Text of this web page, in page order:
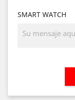
SMART WATCH